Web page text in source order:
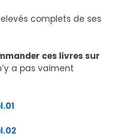
complets de ses
ces livres sur
a pas vaiment